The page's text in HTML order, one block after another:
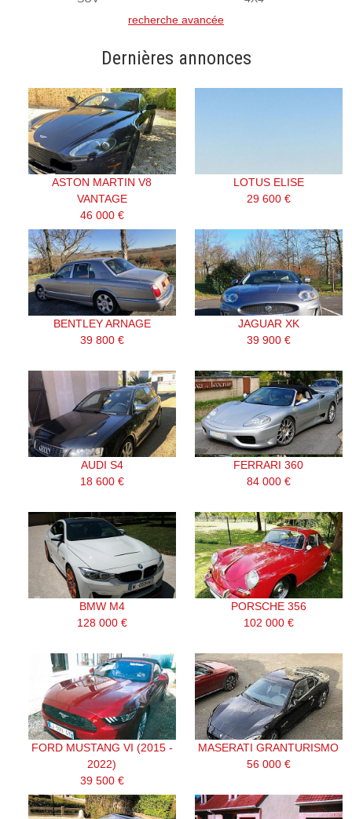
recherche avancée
Dernières annonces
ASTON MARTIN V8
VANTAGE
46 000 €
LOTUS ELISE
29 600 €
BENTLEY ARNAGE
39 800 €
JAGUAR XK
39 900 €
AUDI S4
18 600 €
FERRARI 360
84 000 €
BMW M4
128 000 €
PORSCHE 356
102 000 €
FORD MUSTANG VI (2015 -
2022)
39 500 €
MASERATI GRANTURISMO
56 000 €